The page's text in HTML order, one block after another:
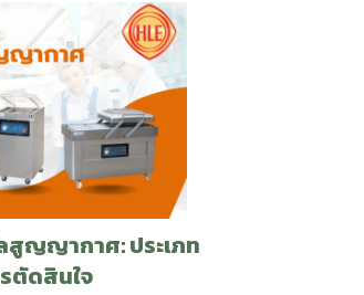
สูญญากาศ: ประเภท
ตัดสินใจ